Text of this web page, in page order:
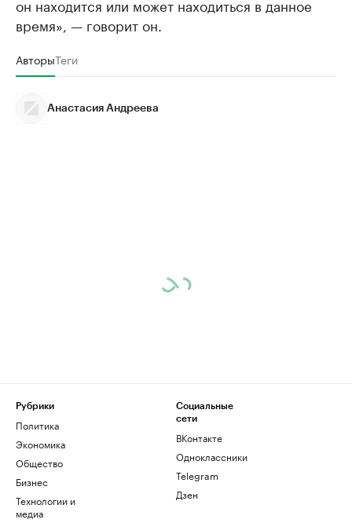
он находится или может находиться в данное
время», — говорит он.
АвторыТеги
Анастасия Андреева
Рубрики
Политика
Экономика
Общество
Бизнес
Технологии и
медиа
Социальные
сети
ВКонтакте
Одноклассники
Telegram
Дзен